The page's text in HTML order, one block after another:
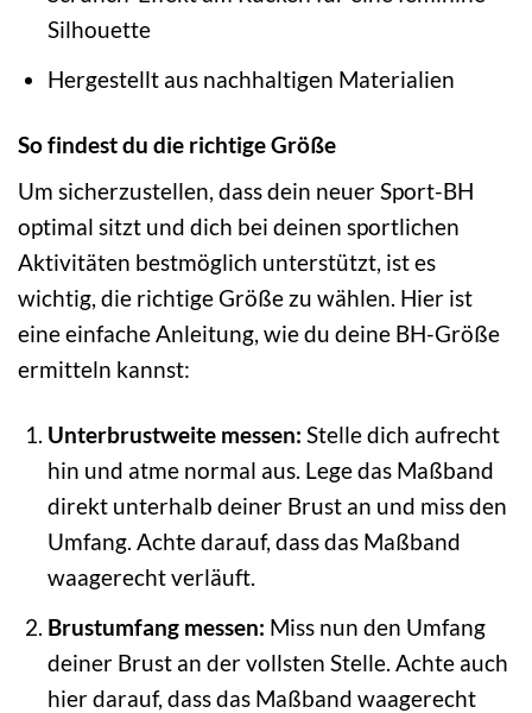
Silhouette
Hergestellt aus nachhaltigen Materialien
So findest du die richtige Größe
Um sicherzustellen, dass dein neuer Sport-BH
optimal sitzt und dich bei deinen sportlichen
Aktivitäten bestmöglich unterstützt, ist es
wichtig, die richtige Größe zu wählen. Hier ist
eine einfache Anleitung, wie du deine BH-Größe
ermitteln kannst:
Unterbrustweite messen: Stelle dich aufrecht
hin und atme normal aus. Lege das Maßband
direkt unterhalb deiner Brust an und miss den
Umfang. Achte darauf, dass das Maßband
waagerecht verläuft.
Brustumfang messen: Miss nun den Umfang
deiner Brust an der vollsten Stelle. Achte auch
hier darauf, dass das Maßband waagerecht